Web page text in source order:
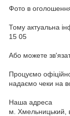
Фото в
Тому актуальна
15 05
Або можете
Процуємо
надаємо чеки на
Наша адреса
м. Хмельницький,